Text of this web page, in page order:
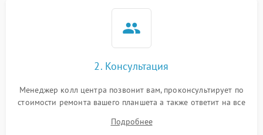
2. Консультация
Менеджер колл центра позвонит вам, проконсультирует по
стоимости ремонта вашего планшета а также ответит на все
Подробнее